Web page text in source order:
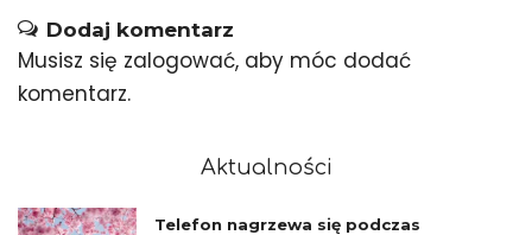
Dodaj komentarz
Musisz się zalogować, aby móc dodać
komentarz.
Aktualności
Telefon nagrzewa się podczas